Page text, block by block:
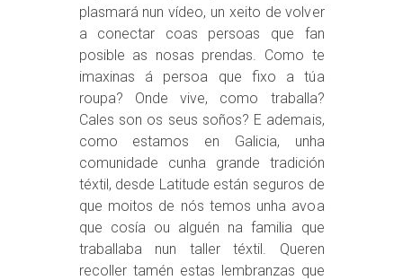
plasmará nun vídeo, un xeito de volver
a conectar coas persoas que fan
posible as nosas prendas. Como te
imaxinas á persoa que fixo a túa
roupa? Onde vive, como traballa?
Cales son os seus soños? E ademais,
como estamos en Galicia, unha
comunidade cunha grande tradición
téxtil, desde Latitude están seguros de
que moitos de nós temos unha avoa
que cosía ou alguén na familia que
traballaba nun taller téxtil. Queren
recoller tamén estas lembranzas que